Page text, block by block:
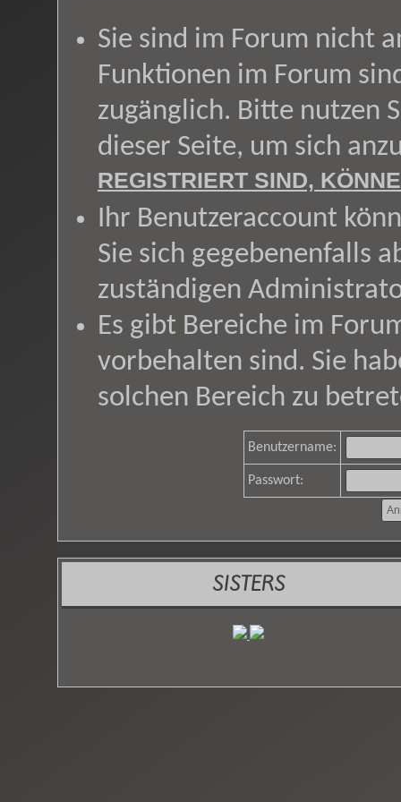
Sie sind im Forum nicht
Funktionen im Forum
zugänglich. Bitte nutzen
dieser Seite, um sich
REGISTRIERT SIND,
Ihr Benutzeraccount
Sie sich gegebenenfalls
zuständigen
Es gibt Bereiche im
vorbehalten sind. Sie
solchen Bereich zu
Benutzername:
Passwort:
SISTERS